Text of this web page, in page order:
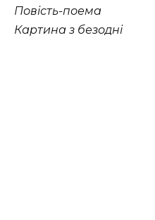
Повість-поема
Картина з безодні